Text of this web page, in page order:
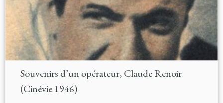
Souvenirs d’un opérateur, Claude Renoir
(Cinévie 1946)